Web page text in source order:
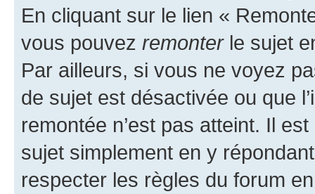
En cliquant sur le lien «
vous pouvez remonterle sujet
Par ailleurs, si vous ne voyez
de sujet est désactivée ou que
remontée n’est pas atteint. Il
sujet simplement en y
respecter les règles du forum